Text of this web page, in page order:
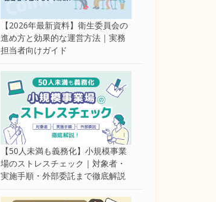
【2026年最新資料】衛生委員会の
進め方と効果的な運営方法｜実務
担当者向けガイド
【50人未満も義務化】小規模事業
場のストレスチェック｜対象者・
実施手順・外部委託まで徹底解説